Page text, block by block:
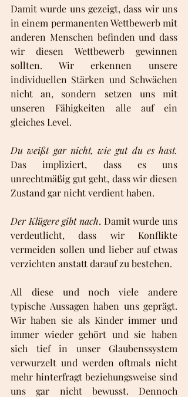
Damit wurde uns gezeigt, dass wir uns
in einem permanenten Wettbewerb mit
anderen Menschen befinden und dass
wir diesen Wettbewerb gewinnen
sollten. Wir erkennen unsere
individuellen Stärken und Schwächen
nicht an, sondern setzen uns mit
unseren Fähigkeiten alle auf ein
gleiches Level.
Du weißt gar nicht, wie gut du es hast.
Das impliziert, dass es uns
unrechtmäßig gut geht, dass wir diesen
Zustand gar nicht verdient haben.
Der Klügere gibt nach. Damit wurde uns
verdeutlicht, dass wir Konflikte
vermeiden sollen und lieber auf etwas
verzichten anstatt darauf zu bestehen.
All diese und noch viele andere
typische Aussagen haben uns geprägt.
Wir haben sie als Kinder immer und
immer wieder gehört und sie haben
sich tief in unser Glaubenssystem
verwurzelt und werden oftmals nicht
mehr hinterfragt beziehungsweise sind
uns gar nicht bewusst. Dennoch